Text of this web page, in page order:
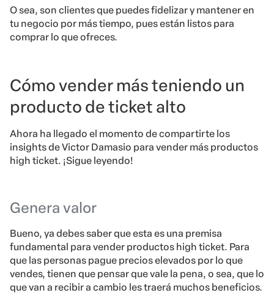
O sea, son clientes que puedes fidelizar y mantener en
tu negocio por más tiempo, pues están listos para
comprar lo que ofreces.
Cómo vender más teniendo un
producto de ticket alto
Ahora ha llegado el momento de compartirte los
insights de Victor Damasio para vender más productos
high ticket. ¡Sigue leyendo!
Genera valor
Bueno, ya debes saber que esta es una premisa
fundamental para vender productos high ticket. Para
que las personas pague precios elevados por lo que
vendes, tienen que pensar que vale la pena, o sea, que lo
que van a recibir a cambio les traerá muchos beneficios.